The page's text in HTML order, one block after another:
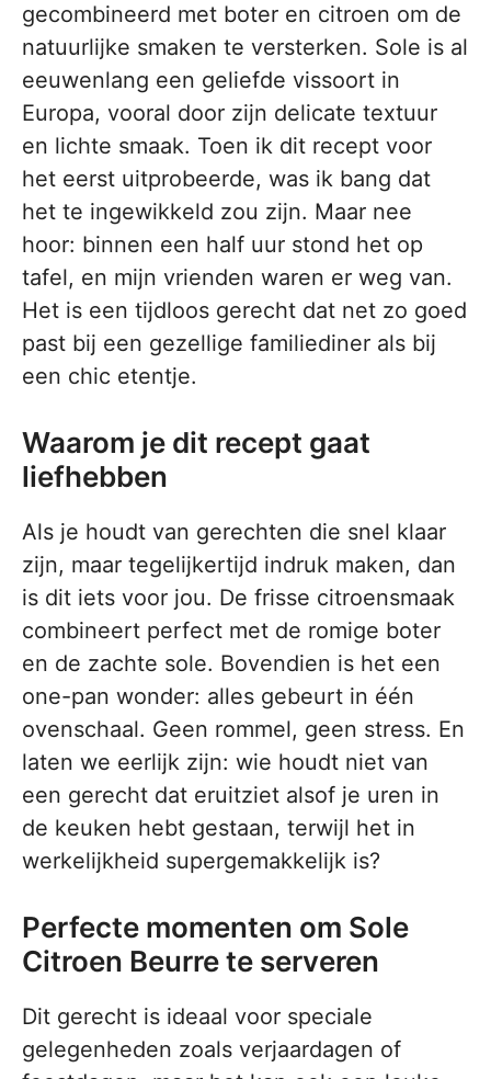
gecombineerd met boter en citroen om de
natuurlijke smaken te versterken. Sole is al
eeuwenlang een geliefde vissoort in
Europa, vooral door zijn delicate textuur
en lichte smaak. Toen ik dit recept voor
het eerst uitprobeerde, was ik bang dat
het te ingewikkeld zou zijn. Maar nee
hoor: binnen een half uur stond het op
tafel, en mijn vrienden waren er weg van.
Het is een tijdloos gerecht dat net zo goed
past bij een gezellige familiediner als bij
een chic etentje.
Waarom je dit recept gaat
liefhebben
Als je houdt van gerechten die snel klaar
zijn, maar tegelijkertijd indruk maken, dan
is dit iets voor jou. De frisse citroensmaak
combineert perfect met de romige boter
en de zachte sole. Bovendien is het een
one-pan wonder: alles gebeurt in één
ovenschaal. Geen rommel, geen stress. En
laten we eerlijk zijn: wie houdt niet van
een gerecht dat eruitziet alsof je uren in
de keuken hebt gestaan, terwijl het in
werkelijkheid supergemakkelijk is?
Perfecte momenten om Sole
Citroen Beurre te serveren
Dit gerecht is ideaal voor speciale
gelegenheden zoals verjaardagen of